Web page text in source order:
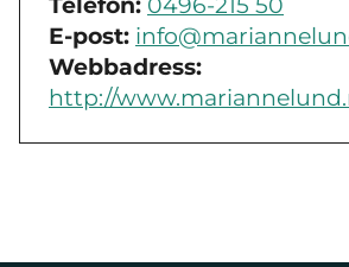
E-post:
Webbadress:
http://